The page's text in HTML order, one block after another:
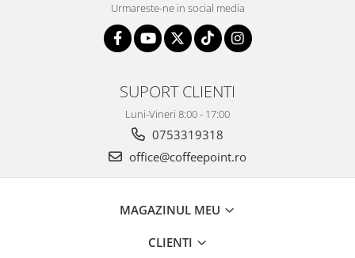
Urmareste-ne in social media
SUPORT CLIENTI
Luni-Vineri 8:00 - 17:00
0753319318
office@coffeepoint.ro
MAGAZINUL MEU
CLIENTI